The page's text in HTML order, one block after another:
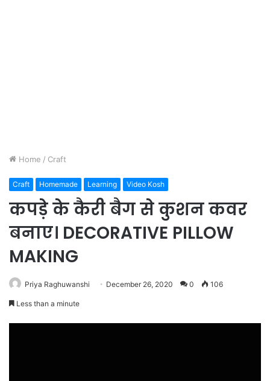
Home / Craft
Craft Homemade Learning Video Kosh
कपड़े के कैरी बैग से कुशन कवर
बनाए। DECORATIVE PILLOW
MAKING
Priya Raghuwanshi December 26, 2020 0 106
Less than a minute